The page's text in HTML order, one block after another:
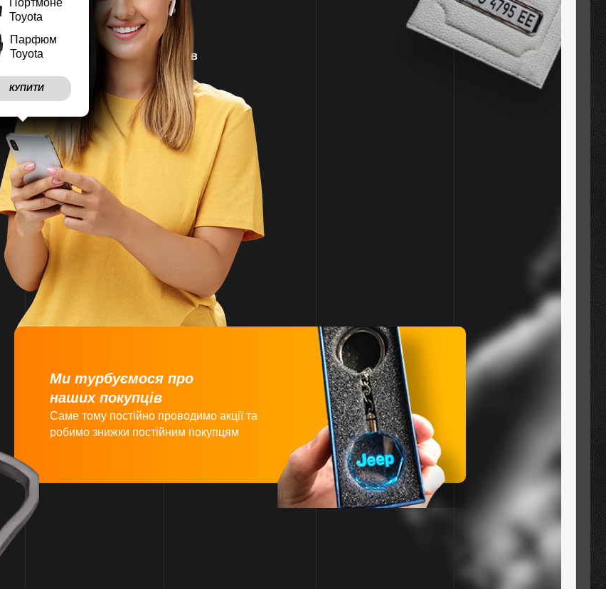
Toyota
Парфюм
Toyota
КУПИТИ
Наш магазин працює7 днів
Враховуємопобажання
клієнтів
Швидковідправляємо
замовлення
Великий асортимент
товарів
Ми турбуємося про
наших покупців
Саме тому постійно проводимо акції та
робимо знижки постійним покупцям